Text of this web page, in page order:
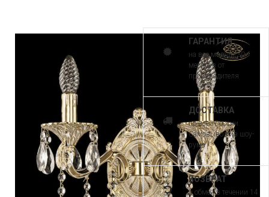
ГАРАНТИЯ
на все модели 30
месяцев от
производителя
ДОСТАВКА
по всей России.
Самовывоз из шоу-
рума
ВОЗВРАТ
и обмен в течении 14